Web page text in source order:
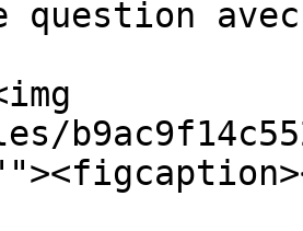
question